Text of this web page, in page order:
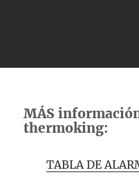
MÁS
thermoking:
TABLA DE